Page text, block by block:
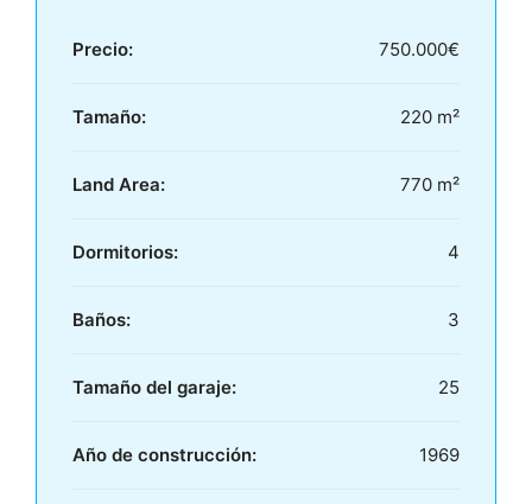
Precio: 750.000€
Tamaño: 220 m²
Land Area: 770 m²
Dormitorios: 4
Baños: 3
Tamaño del garaje: 25
Año de construcción: 1969